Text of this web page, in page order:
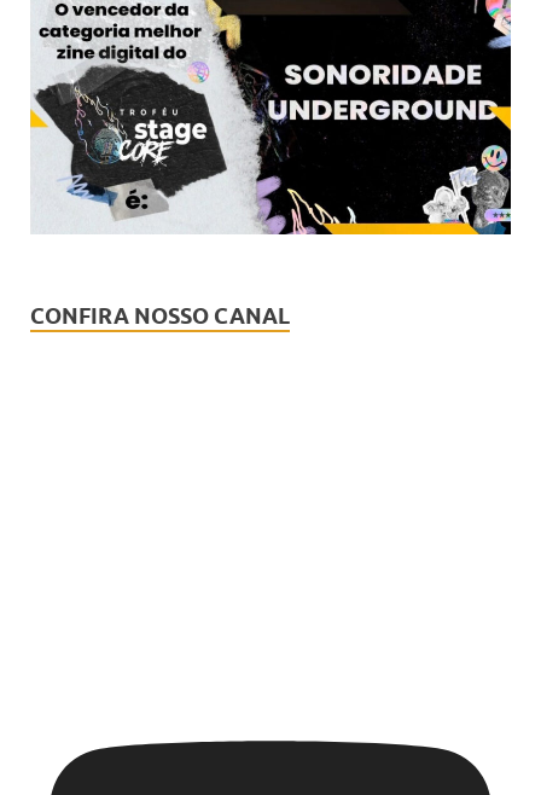
CONFIRA NOSSO CANAL